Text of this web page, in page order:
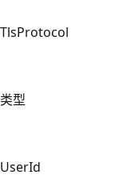
TlsProtocol
类型
UserId